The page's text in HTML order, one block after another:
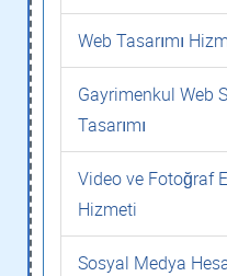
Web Tasarımı
Gayrimenkul Web
Tasarımı
Video ve Fotoğraf
Hizmeti
Sosyal Medya